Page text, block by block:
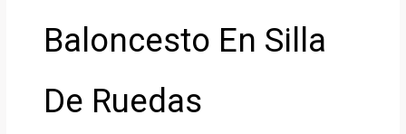
Baloncesto En Silla
De Ruedas